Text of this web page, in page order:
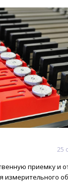
25
приемку и
измерительного